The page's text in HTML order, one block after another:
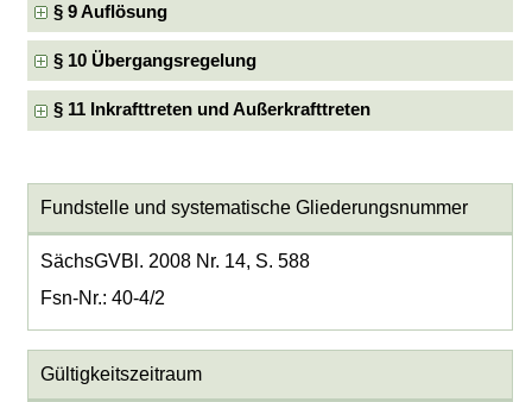
§ 9 Auflösung
§ 10 Übergangsregelung
§ 11 Inkrafttreten und Außerkrafttreten
Fundstelle und systematische Gliederungsnummer
SächsGVBl. 2008 Nr. 14, S. 588
Fsn-Nr.: 40-4/2
Gültigkeitszeitraum